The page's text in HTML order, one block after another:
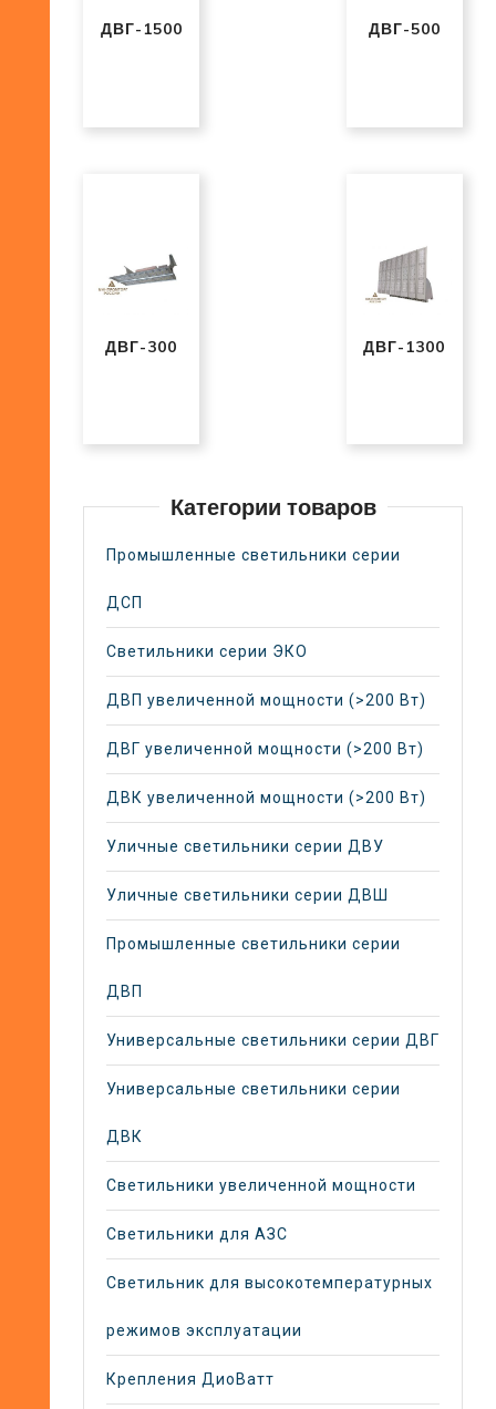
ДВГ-1500 ДВГ-500
ДВГ-300 ДВГ-1300
Категории товаров
Промышленные светильники серии
ДСП
Светильники серии ЭКО
ДВП увеличенной мощности (>200 Вт)
ДВГ увеличенной мощности (>200 Вт)
ДВК увеличенной мощности (>200 Вт)
Уличные светильники серии ДВУ
Уличные светильники серии ДВШ
Промышленные светильники серии
ДВП
Универсальные светильники серии ДВГ
Универсальные светильники серии
ДВК
Светильники увеличенной мощности
Светильники для АЗС
Светильник для высокотемпературных
режимов эксплуатации
Крепления ДиоВатт